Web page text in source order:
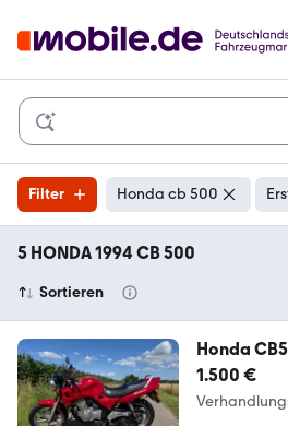
Filter Honda cb 500
5 HONDA 1994 CB 500
Sortieren
Honda
1.500 €